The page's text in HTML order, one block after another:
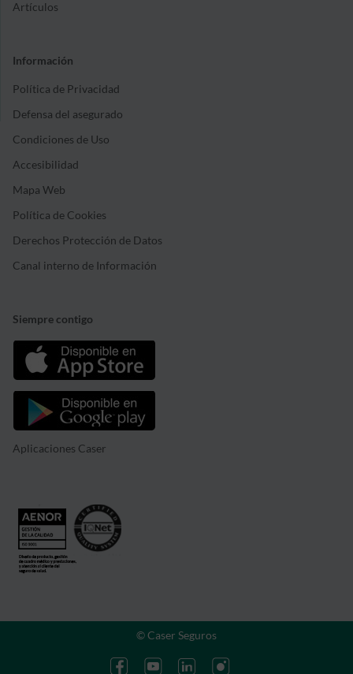
Artículos
Información
Política de Privacidad
Defensa del asegurado
Condiciones de Uso
Accesibilidad
Mapa Web
Política de Cookies
Derechos Protección de Datos
Canal interno de Información
Siempre contigo
Aplicaciones Caser
© Caser Seguros